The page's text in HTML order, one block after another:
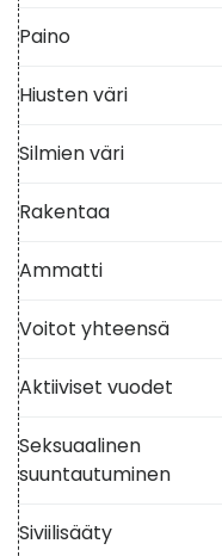
Paino
Hiusten väri
Silmien väri
Rakentaa
Ammatti
Voitot yhteensä
Aktiiviset vuodet
Seksuaalinen
suuntautuminen
Siviilisääty